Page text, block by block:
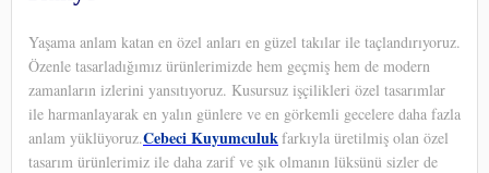
Yaşama anlam katan en özel anları en güzel takılar ile taçlandırıyoruz.
Özenle tasarladığımız ürünlerimizde hem geçmiş hem de modern
zamanların izlerini yansıtıyoruz. Kusursuz işçilikleri özel tasarımlar
ile harmanlayarak en yalın günlere ve en görkemli gecelere daha fazla
anlam yüklüyoruz.Cebeci Kuyumculukfarkıyla üretilmiş olan özel
tasarım ürünlerimiz ile daha zarif ve şık olmanın lüksünü sizler de